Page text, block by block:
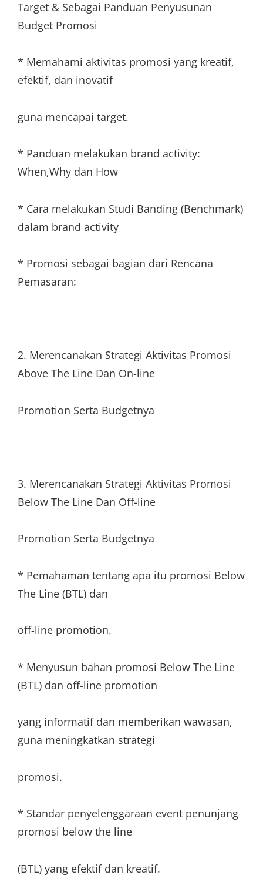
Target & Sebagai Panduan Penyusunan
Budget Promosi
* Memahami aktivitas promosi yang kreatif,
efektif, dan inovatif
guna mencapai target.
* Panduan melakukan brand activity:
When,Why dan How
* Cara melakukan Studi Banding (Benchmark)
dalam brand activity
* Promosi sebagai bagian dari Rencana
Pemasaran:
2. Merencanakan Strategi Aktivitas Promosi
Above The Line Dan On-line
Promotion Serta Budgetnya
3. Merencanakan Strategi Aktivitas Promosi
Below The Line Dan Off-line
Promotion Serta Budgetnya
* Pemahaman tentang apa itu promosi Below
The Line (BTL) dan
off-line promotion.
* Menyusun bahan promosi Below The Line
(BTL) dan off-line promotion
yang informatif dan memberikan wawasan,
guna meningkatkan strategi
promosi.
* Standar penyelenggaraan event penunjang
promosi below the line
(BTL) yang efektif dan kreatif.